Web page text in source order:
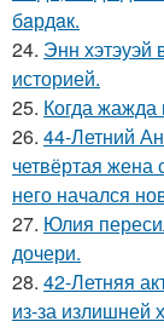
бaрдaк.
24. Энн хэтэуэй
историей.
25. Когда жажда
26. 44-Летний
четвёртая жена
него начался
27. Юлия
дочери.
28. 42-Летняя
из-за излишней